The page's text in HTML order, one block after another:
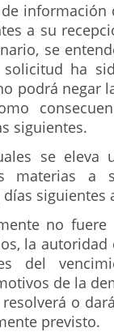
información
a su
se
ha
podrá negar
siguientes.
se eleva
materias a
siguientes
no
la
del
de la
o
previsto.